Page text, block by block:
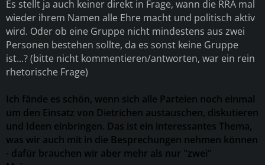
Es stellt ja auch keiner direkt in Frage, wann die RRA mal
wieder ihrem Namen alle Ehre macht und politisch aktiv
wird. Oder ob eine Gruppe nicht mindestens aus zwei
Personen bestehen sollte, da es sonst keine Gruppe
ist...? (bitte nicht kommentieren/antworten, war ein rein
rhetorische Frage)
Ich fände es schön, wenn sich alle Parteien noch einmal
um den Einsatz von Dietrichen austauschen, diskutieren
und Ideen einbringen. Das ist ein interessantes Thema,
was wir auch mit in die Besprechungen nehmen können
- dafür brauchen wir aber mehr als nur "zwei"